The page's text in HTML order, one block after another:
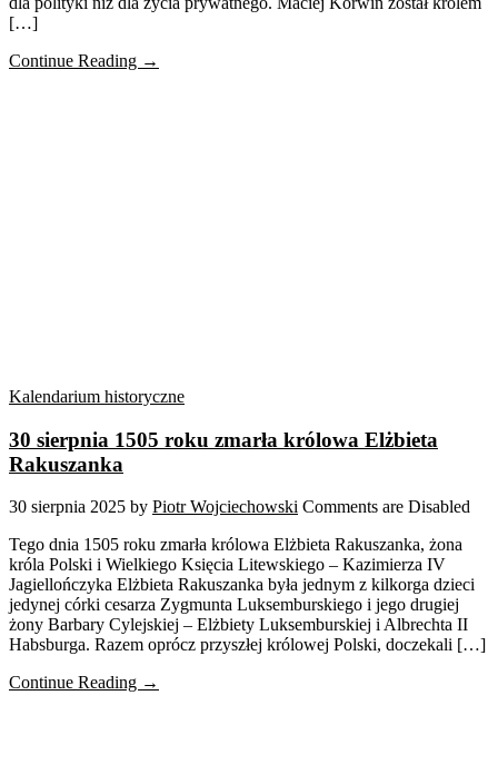
[…]
Continue Reading →
Kalendarium historyczne
30 sierpnia 1505 roku zmarła królowa Elżbieta
Rakuszanka
30 sierpnia 2025 by Piotr Wojciechowski Comments are Disabled
Tego dnia 1505 roku zmarła królowa Elżbieta Rakuszanka, żona
króla Polski i Wielkiego Księcia Litewskiego – Kazimierza IV
Jagiellończyka Elżbieta Rakuszanka była jednym z kilkorga dzieci
jedynej córki cesarza Zygmunta Luksemburskiego i jego drugiej
żony Barbary Cylejskiej – Elżbiety Luksemburskiej i Albrechta II
Habsburga. Razem oprócz przyszłej królowej Polski, doczekali […]
Continue Reading →